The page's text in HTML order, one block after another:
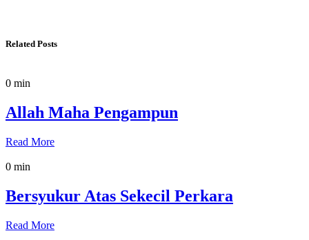
Related Posts
0 min
Allah Maha Pengampun
Read More
0 min
Bersyukur Atas Sekecil Perkara
Read More